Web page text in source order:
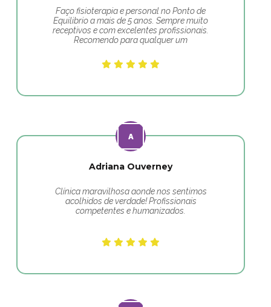
Faço fisioterapia e personal no Ponto de
Equilibrio a mais de 5 anos. Sempre muito
receptivos e com excelentes profissionais.
Recomendo para qualquer um
Adriana Ouverney
Clínica maravilhosa aonde nos sentimos
acolhidos de verdade! Profissionais
competentes e humanizados.